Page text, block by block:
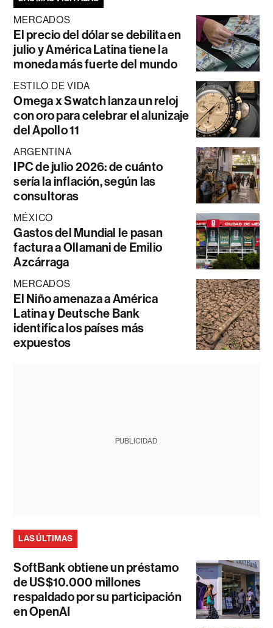
MERCADOS
El precio del dólar se debilita en
julio y América Latina tiene la
moneda más fuerte del mundo
ESTILO DE VIDA
Omega x Swatch lanza un reloj
con oro para celebrar el alunizaje
del Apollo 11
ARGENTINA
IPC de julio 2026: de cuánto
sería la inflación, según las
consultoras
MÉXICO
Gastos del Mundial le pasan
factura a Ollamani de Emilio
Azcárraga
MERCADOS
El Niño amenaza a América
Latina y Deutsche Bank
identifica los países más
expuestos
PUBLICIDAD
LAS ÚLTIMAS
SoftBank obtiene un préstamo
de US$10.000 millones
respaldado por su participación
en OpenAI